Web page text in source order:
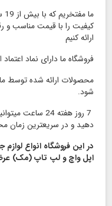
کیفیت را با قیمت مناسب و
ارائه کنیم
فروشگاه ما دارای نماد
محصولات ارائه شده توسط
شود.
7 روز هفته 24
دهید و در سریعترین زمان
در این فروشگاه انواع
اپل واچ و لپ تاپ (مک)